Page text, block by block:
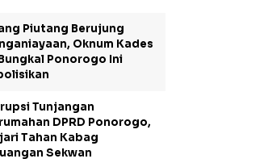
Piutang Berujung
Oknum Kades
Ponorogo Ini
Tunjangan
DPRD Ponorogo,
Tahan Kabag
Sekwan